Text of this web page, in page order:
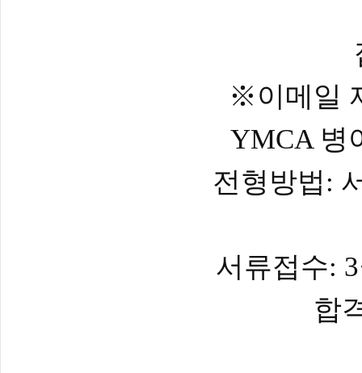
※ 이메일
YMCA 병
전형방법:
서류접수: 3
합